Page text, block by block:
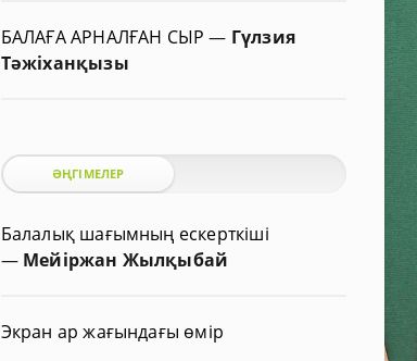
БАЛАҒА АРНАЛҒАН СЫР— Гүлзия
Тәжіханқызы
ӘҢГІМЕЛЕР
Балалық шағымның ескерткіші
— Мейіржан Жылқыбай
Экран ар жағындағы өмір